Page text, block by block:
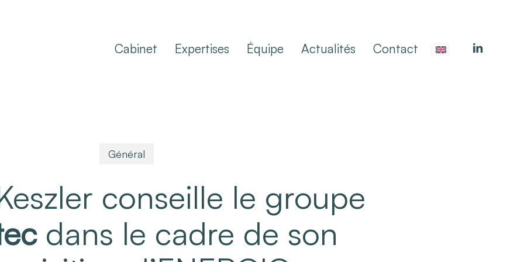
Cabinet Expertises Équipe Actualités Contact linkedin
Général
conseille le groupe
dans le cadre de son